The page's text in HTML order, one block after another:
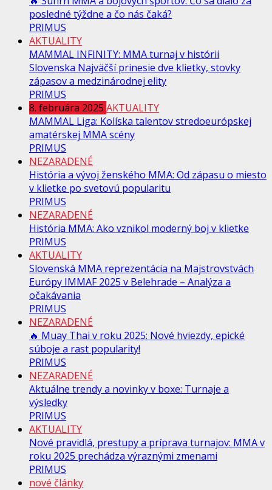
posledné týždne a čo nás čaká?
PRIMUS
AKTUALITY
MAMMAL INFINITY: MMA turnaj v histórii
Slovenska Najväčší prinesie dve klietky, stovky
zápasov a medzinárodnej elity
PRIMUS
8. februára 2025 AKTUALITY
MAMMAL Liga: Kolíska talentov stredoeurópskej
amatérskej MMA scény
PRIMUS
NEZARADENÉ
História a vývoj ženského MMA: Od zápasu o miesto
v klietke po svetovú popularitu
PRIMUS
NEZARADENÉ
História MMA: Ako vznikol moderný boj v klietke
PRIMUS
AKTUALITY
Slovenská MMA reprezentácia na Majstrovstvách
Európy IMMAF 2025 v Belehrade – Analýza a
očakávania
PRIMUS
NEZARADENÉ
🔥 Muay Thai v roku 2025: Nové hviezdy, epické
súboje a rast popularity!
PRIMUS
NEZARADENÉ
Aktuálne trendy a novinky v boxe: Turnaje a
výsledky
PRIMUS
AKTUALITY
Nové pravidlá, prestupy a príprava turnajov: MMA v
roku 2025 prechádza výraznými zmenami
PRIMUS
nové články